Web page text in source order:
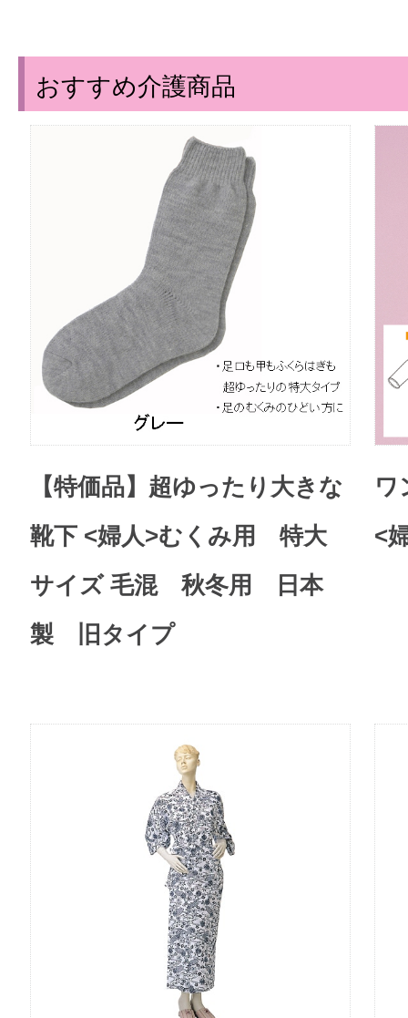
おすすめ介護商品
【特価品】超ゆったり大きな
靴下 <婦人>むくみ用 特大
サイズ 毛混 秋冬用 日本
製 旧タイプ
ワ
<